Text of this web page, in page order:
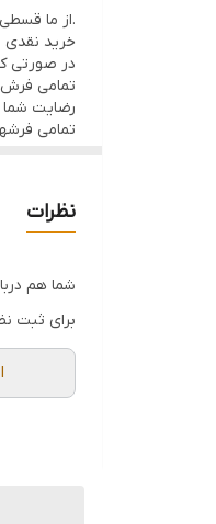
وضعیت
.از ما قسطی
خرید نقدی
در صورتی
تمامی فرش های گالری
رضایت
تمامی
ارسال
نظرات
شما هم
برای ثبت